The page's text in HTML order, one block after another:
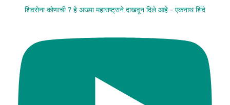
शिवसेना कोणाची ? हे अख्या महाराष्ट्राने दाखवून दिले आहे - एकनाथ शिंदे